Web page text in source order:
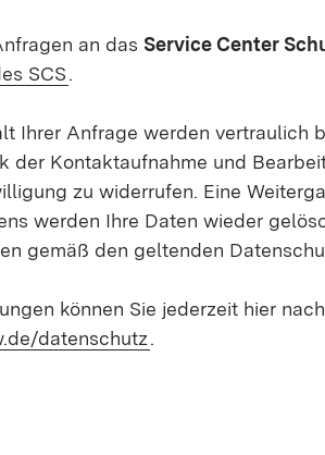
an das Service Center
SCS.
Ihrer Anfrage werden vertraulich
der Kontaktaufnahme und
zu widerrufen. Eine
werden Ihre Daten wieder
gemäß den geltenden
können Sie jederzeit hier
datenschutz.